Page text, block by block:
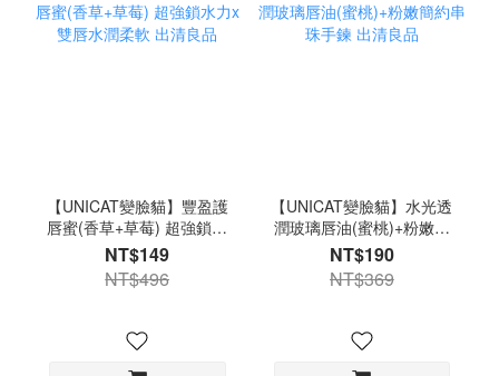
【UNICAT變臉貓】豐盈護
唇蜜(香草+草莓) 超強鎖水
力x雙唇水潤柔軟 出清良品
NT$149
NT$496
【UNICAT變臉貓】水光透
潤玻璃唇油(蜜桃)+粉嫩簡
約串珠手鍊 出清良品
NT$190
NT$369